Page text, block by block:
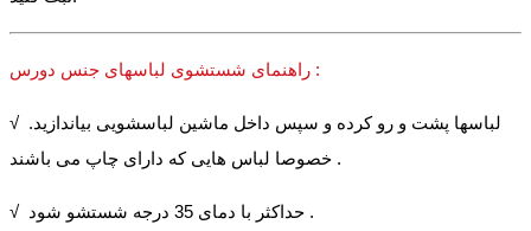
راهنمای شستشوی لباسهای جنس دورس :
√ لباسها پشت و رو کرده و سپس داخل ماشین لباسشویی بیاندازید.
خصوصا لباس هایی که دارای چاپ می باشند .
√ حداکثر با دمای 35 درجه شستشو شود .